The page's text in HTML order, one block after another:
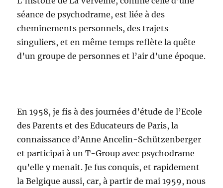
séance de psychodrame, est liée à des
cheminements personnels, des trajets
singuliers, et en même temps reflète la quête
d’un groupe de personnes et l’air d’une époque.
En 1958, je fis à des journées d’étude de l’Ecole
des Parents et des Educateurs de Paris, la
connaissance d’Anne Ancelin-Schützenberger
et participai à un T-Group avec psychodrame
qu’elle y menait. Je fus conquis, et rapidement
la Belgique aussi, car, à partir de mai 1959, nous